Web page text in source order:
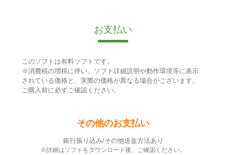
お支払い
このソフトは有料ソフトです。
※消費税の増税に伴い、ソフト詳細説明や動作環境等に表示
されている価格と、実際の価格が異なる場合がございます。
ご購入前に必ずご確認ください。
その他のお支払い
銀行振り込み/その他送金方法あり
※詳細はソフトをダウンロード後、ご確認ください。